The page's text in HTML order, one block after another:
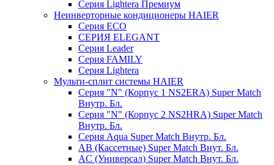
Серия Lightera Премиум
Неинверторные кондиционеры HAIER
Серия ECO
СЕРИЯ ELEGANT
Серия Leader
Серия FAMILY
Серия Lightera
Мульти-сплит системы HAIER
Серия "N" (Корпус 1 NS2ERA) Super Match
Внутр. Бл.
Серия "N" (Корпус 2 NS2HRA) Super Match
Внутр. Бл.
Серия Aqua Super Match Внутр. Бл.
AB (Кассетные) Super Match Внут. Бл.
AC (Универсал) Super Match Внут. Бл.